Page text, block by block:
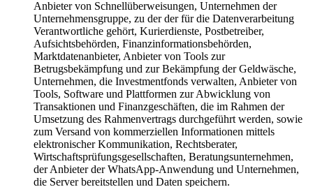
Anbieter von Schnellüberweisungen, Unternehmen der
Unternehmensgruppe, zu der der für die Datenverarbeitung
Verantwortliche gehört, Kurierdienste, Postbetreiber,
Aufsichtsbehörden, Finanzinformationsbehörden,
Marktdatenanbieter, Anbieter von Tools zur
Betrugsbekämpfung und zur Bekämpfung der Geldwäsche,
Unternehmen, die Investmentfonds verwalten, Anbieter von
Tools, Software und Plattformen zur Abwicklung von
Transaktionen und Finanzgeschäften, die im Rahmen der
Umsetzung des Rahmenvertrags durchgeführt werden, sowie
zum Versand von kommerziellen Informationen mittels
elektronischer Kommunikation, Rechtsberater,
Wirtschaftsprüfungsgesellschaften, Beratungsunternehmen,
der Anbieter der WhatsApp-Anwendung und Unternehmen,
die Server bereitstellen und Daten speichern.